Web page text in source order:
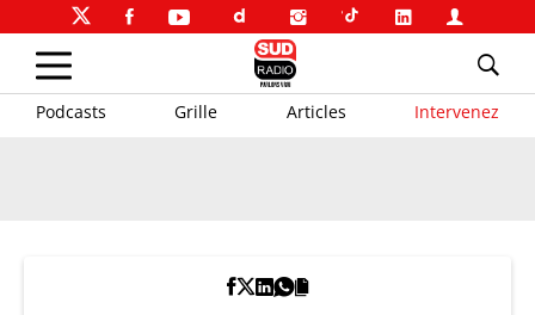
Podcasts Grille Articles Intervenez